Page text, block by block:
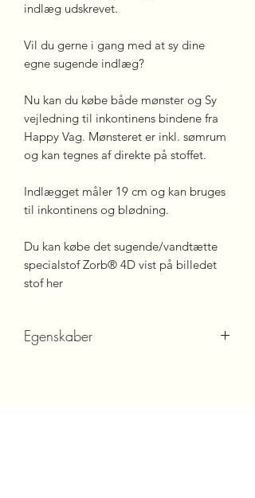
indlæg udskrevet.
Vil du gerne i gang med at sy dine
egne sugende indlæg?
Nu kan du købe både mønster og Sy
vejledning til inkontinens bindene fra
Happy Vag. Mønsteret er inkl. sømrum
og kan tegnes af direkte på stoffet.
Indlægget måler 19 cm og kan bruges
til inkontinens og blødning.
Du kan købe det sugende/vandtætte
specialstof Zorb® 4D vist på billedet
stof her
Egenskaber